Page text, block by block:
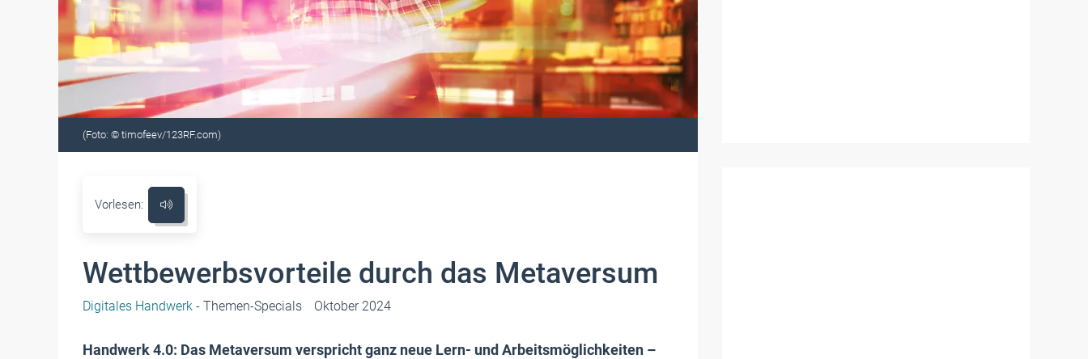
(Foto: © timofeev/123RF.com)
Vorlesen:
Wettbewerbsvorteile durch das Metaversum
Digitales Handwerk - Themen-Specials Oktober 2024
Handwerk 4.0: Das Metaversum verspricht ganz neue Lern- und Arbeitsmöglichkeiten –